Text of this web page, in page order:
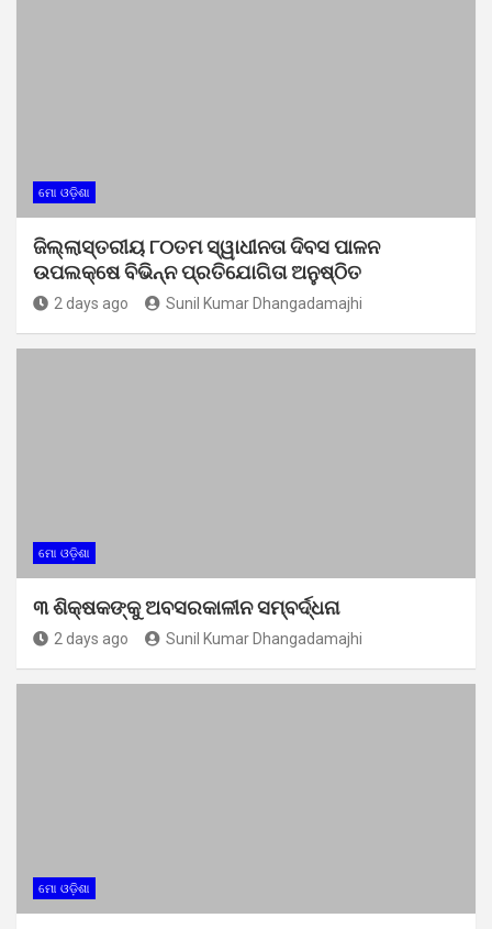
ମୋ ଓଡ଼ିଶା
ଜିଲ୍ଲାସ୍ତରୀୟ ୮୦ତମ ସ୍ୱାଧୀନତା ଦିବସ ପାଳନ
ଉପଲକ୍ଷେ ବିଭିନ୍ନ ପ୍ରତିଯୋଗିତା ଅନୁଷ୍ଠିତ
2 days ago Sunil Kumar Dhangadamajhi
ମୋ ଓଡ଼ିଶା
୩ ଶିକ୍ଷକଙ୍କୁ ଅବସରକାଳୀନ ସମ୍ବର୍ଦ୍ଧନା
2 days ago Sunil Kumar Dhangadamajhi
ମୋ ଓଡ଼ିଶା